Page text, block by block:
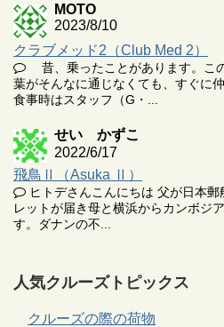
MOTO
2023/8/10
クラブメッド2（Club Med 2）
昔、乗ったことがあります。こ
葉がそんなに通じなくても、すぐに
食事時はスタッフ（G・...
せい かずこ
2022/6/17
飛鳥Ⅱ（Asuka Ⅱ）
ヒトデさんこんにちは 父が日本
レットが届き母と横浜からカンボジ
す。ダナンの不...
人気クルーズトピックス
クルーズの際の荷物